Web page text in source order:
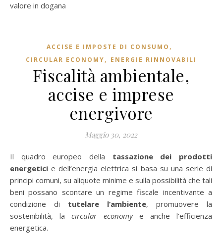
valore in dogana
ACCISE E IMPOSTE DI CONSUMO ,
CIRCULAR ECONOMY, ENERGIE RINNOVABILI
Fiscalità ambientale,
accise e imprese
energivore
Maggio 30, 2022
Il quadro europeo della tassazione dei prodotti
energetici e dell’energia elettrica si basa su una serie di
principi comuni, su aliquote minime e sulla possibilità che tali
beni possano scontare un regime fiscale incentivante a
condizione di tutelare l’ambiente, promuovere la
sostenibilità, lacircular economye anche l’efficienza
energetica.